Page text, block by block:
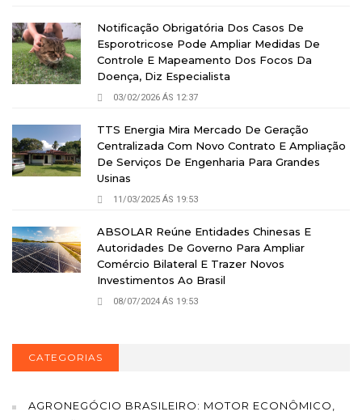
Notificação Obrigatória Dos Casos De
Esporotricose Pode Ampliar Medidas De
Controle E Mapeamento Dos Focos Da
Doença, Diz Especialista
03/02/2026 ÁS 12:37
TTS Energia Mira Mercado De Geração
Centralizada Com Novo Contrato E Ampliação
De Serviços De Engenharia Para Grandes
Usinas
11/03/2025 ÁS 19:53
ABSOLAR Reúne Entidades Chinesas E
Autoridades De Governo Para Ampliar
Comércio Bilateral E Trazer Novos
Investimentos Ao Brasil
08/07/2024 ÁS 19:53
CATEGORIAS
AGRONEGÓCIO BRASILEIRO: MOTOR ECONÔMICO,